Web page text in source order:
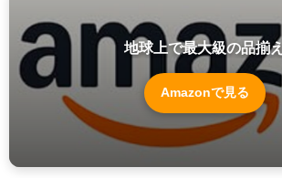
地球上で最大級の品揃え
Amazonで見る